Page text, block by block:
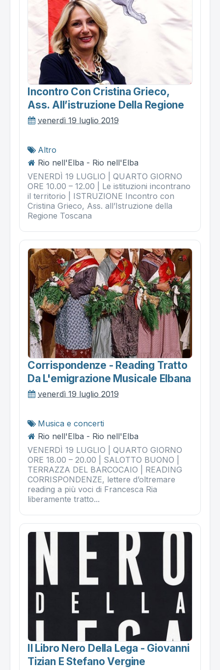
Incontro Con Cristina Grieco,
Ass. All’istruzione Della Regione
venerdì 19 luglio 2019
Altro
Rio nell'Elba - Rio nell'Elba
VENERDÌ 19 LUGLIO | QUARTO GIORNO
ORE 10.00 – 12.00 | Le istituzioni incontrano
il territorio | ISTRUZIONE Incontro con
Cristina Grieco, Ass. all’Istruzione della
Regione Toscana
Corrispondenze - Reading Tratto
Da L'emigrazione Musicale Elbana
venerdì 19 luglio 2019
Musica e concerti
Rio nell'Elba - Rio nell'Elba
VENERDÌ 19 LUGLIO | QUARTO GIORNO
ORE 18.00 – 20.00 | SALOTTO BUONO |
TERRAZZA DEL BARCOCAIO | READING
CORRISPONDENZE, lettere d’oltremare
reading a più voci di Francesca Ria
liberamente tratto...
Il Libro Nero Della Lega - Giovanni
Tizian E Stefano Vergine